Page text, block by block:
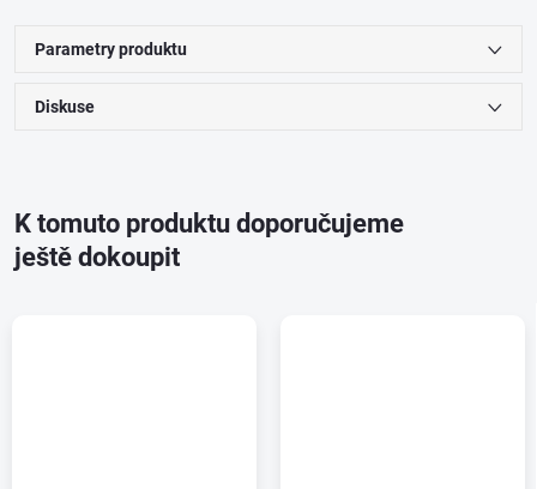
Parametry produktu
Diskuse
K tomuto produktu doporučujeme
ještě dokoupit